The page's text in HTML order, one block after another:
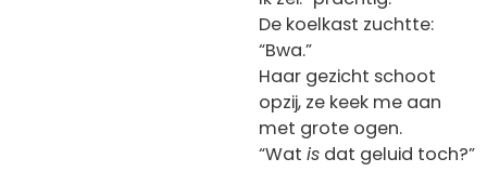
De koelkast zuchtte:
“Bwa.”
Haar gezicht schoot
opzij, ze keek me aan
met grote ogen.
“Wat is dat geluid toch?”